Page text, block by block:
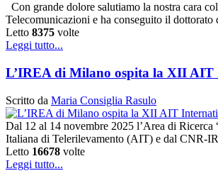
Con grande dolore salutiamo la nostra cara
Telecomunicazioni e ha conseguito il
Letto 8375 volte
Leggi tutto...
L’IREA di Milano ospita la XII AIT
Scritto da Maria Consiglia Rasulo
Dal 12 al 14 novembre 2025 l’Area di
Italiana di Telerilevamento (AIT) e dal CNR-
Letto 16678 volte
Leggi tutto...